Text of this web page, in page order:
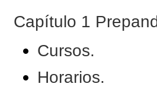
Capítulo 1
Cursos.
Horarios.